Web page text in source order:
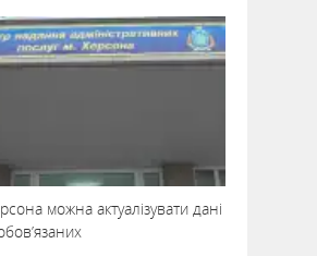
можна актуалізувати дані